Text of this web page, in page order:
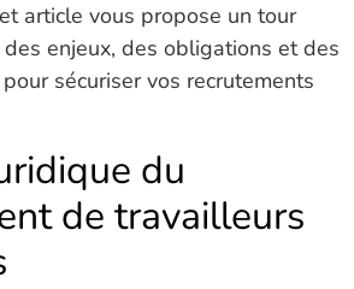
article vous propose un tour
des enjeux, des obligations et des
sécuriser vos recrutements
du
de travailleurs